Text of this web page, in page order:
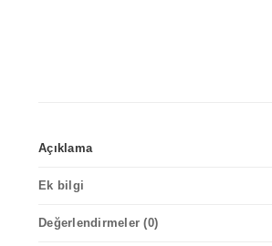
Açıklama
Ek bilgi
Değerlendirmeler (0)